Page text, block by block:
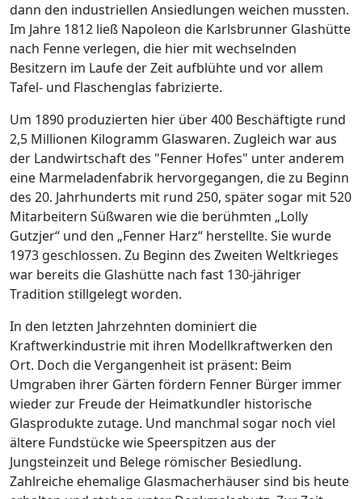
dann den industriellen Ansiedlungen weichen mussten.
Im Jahre 1812 ließ Napoleon die Karlsbrunner Glashütte
nach Fenne verlegen, die hier mit wechselnden
Besitzern im Laufe der Zeit aufblühte und vor allem
Tafel- und Flaschenglas fabrizierte.
Um 1890 produzierten hier über 400 Beschäftigte rund
2,5 Millionen Kilogramm Glaswaren. Zugleich war aus
der Landwirtschaft des "Fenner Hofes" unter anderem
eine Marmeladenfabrik hervorgegangen, die zu Beginn
des 20. Jahrhunderts mit rund 250, später sogar mit 520
Mitarbeitern Süßwaren wie die berühmten „Lolly
Gutzjer“ und den „Fenner Harz“ herstellte. Sie wurde
1973 geschlossen. Zu Beginn des Zweiten Weltkrieges
war bereits die Glashütte nach fast 130-jähriger
Tradition stillgelegt worden.
In den letzten Jahrzehnten dominiert die
Kraftwerkindustrie mit ihren Modellkraftwerken den
Ort. Doch die Vergangenheit ist präsent: Beim
Umgraben ihrer Gärten fördern Fenner Bürger immer
wieder zur Freude der Heimatkundler historische
Glasprodukte zutage. Und manchmal sogar noch viel
ältere Fundstücke wie Speerspitzen aus der
Jungsteinzeit und Belege römischer Besiedlung.
Zahlreiche ehemalige Glasmacherhäuser sind bis heute